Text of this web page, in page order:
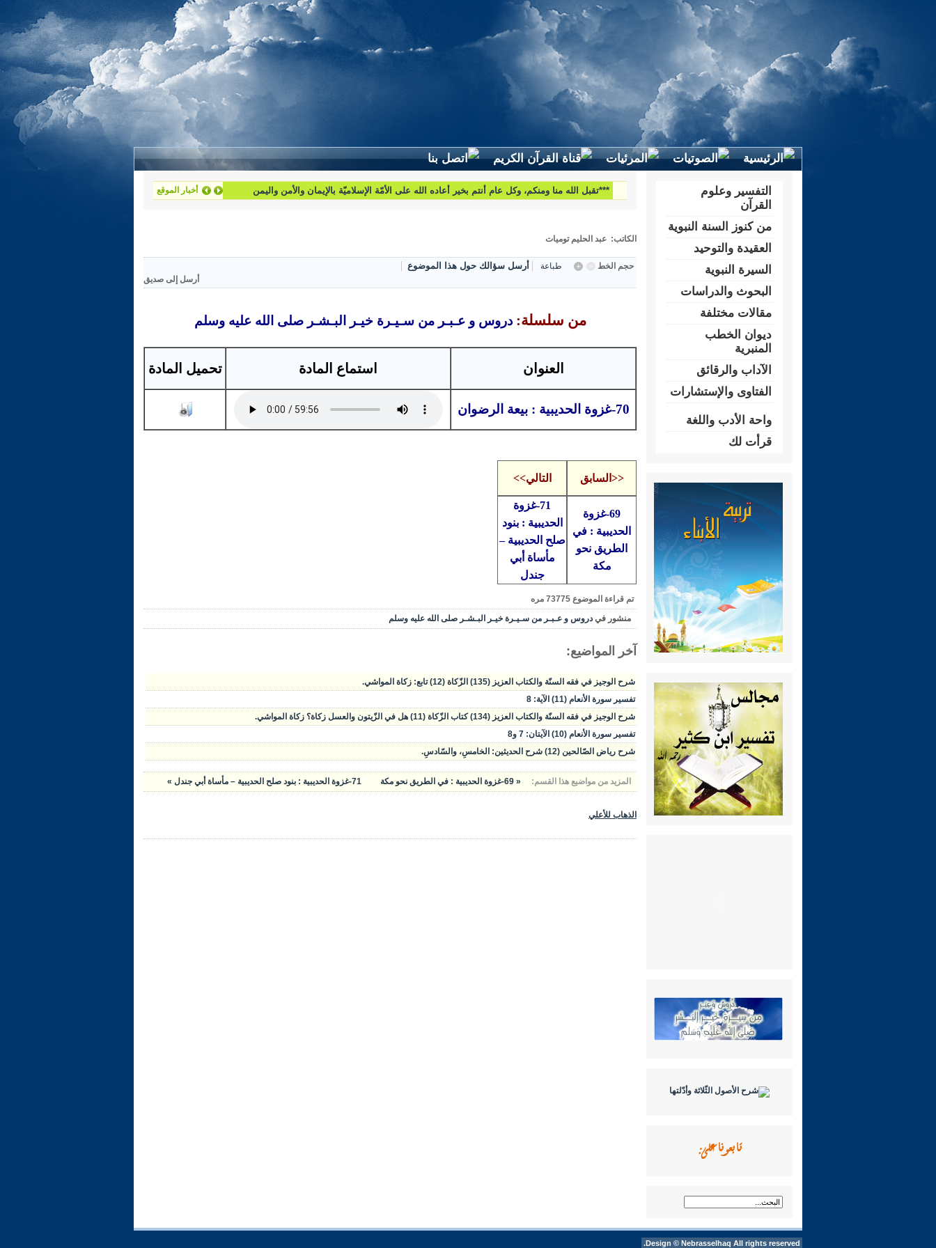
أخبار الموقع
***تقبل الله منا ومنكم، وكل عام أنتم بخير أعاده الله على الأمّة الإسلاميّة بالإيمان والأمن واليمن
الكاتب: عبد الحليم توميات
حجم الخط طباعة أرسل سؤالك حول هذا الموضوع
أرسل إلى صديق
من سلسلة:دروس و عـبـر من سـيـرة خيـر البـشـر صلى الله عليه وسلم
العنوان استماع المادة تحميل المادة
70-غزوة الحديبية : بيعة الرضوان
<<السابق التالي>>
69-غزوة
الحديبية : في
الطريق نحو
مكة
71-غزوة
الحديبية : بنود
صلح الحديبية –
مأساة أبي
جندل
تم قراءة الموضوع 73775 مره
منشور في دروس و عـبـر من سـيـرة خيـر البـشـر صلى الله عليه وسلم
آخر المواضيع:
شرح الوجيز في فقه السنّة والكتاب العزيز (135) الزّكاة (12) تابع: زكاة المواشي.
تفسير سورة الأنعام (11) الآية: 8
شرح الوجيز في فقه السنّة والكتاب العزيز (134) كتاب الزّكاة (11) هل في الزّيتون والعسل زكاة؟ زكاة المواشي.
تفسير سورة الأنعام (10) الآيتان: 7 و8
شرح رياض الصّالحين (12) شرح الحديثين: الخامسِ، والسّادسِ.
المزيد من مواضيع هذا القسم: « 69-غزوة الحديبية : في الطريق نحو مكة 71-غزوة الحديبية : بنود صلح الحديبية – مأساة أبي جندل »
الذهاب للأعلي
التفسير وعلوم
القرآن
من كنوز السنة النبوية
العقيدة والتوحيد
السيرة النبوية
البحوث والدراسات
مقالات مختلفة
ديوان الخطب
المنبرية
الآداب والرقائق
الفتاوى والإستشارات
واحة الأدب واللغة
قرأت لك
تابعونا على:
Design © Nebrasselhaq All rights reserved.